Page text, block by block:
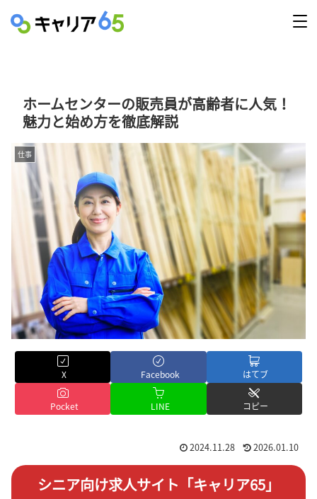
ホームセンターの販売員が高齢者に人気！
魅力と始め方を徹底解説
仕事
X Facebook はてブ
Pocket LINE コピー
2024.11.28 2026.01.10
シニア向け求人サイト「キャリア65」